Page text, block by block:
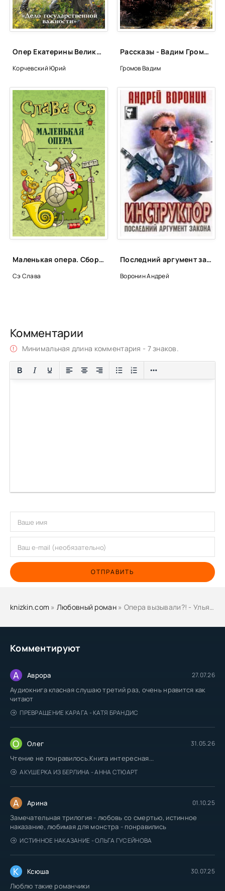
Комментируют
А Аврора 27.07.26
Аудиокнига класная слушаю третий раз, очень нравится как
читают
ПРЕВРАЩЕНИЕ КАРАГА - КАТЯ БРАНДИС
О Олег 31.05.26
Чтение не понравилось.Книга интересная...
АКУШЕРКА ИЗ БЕРЛИНА - АННА СТЮАРТ
А Арина 01.10.25
Замечательная трилогия - любовь со смертью, истинное
наказание, любимая для монстра - понравились
ИСТИННОЕ НАКАЗАНИЕ - ОЛЬГА ГУСЕЙНОВА
К Ксюша 30.07.25
Люблю такие романчики
Глава 37
Глава 38
Глава 42
Глава 43
Глава 44
Глава 45
Глава 46
Глава 47
Глава 48
Эпилог
Опер Екатерины Великой. «Дело государственной важности» - Юрий Корчевский
Корчевский Юрий
Рассказы - Вадим Громов
Громов Вадим
Маленькая опера. Сборник - Слава Сэ
Сэ Слава
Последний аргумент закона - Андрей Воронин
Воронин Андрей
Комментарии
Минимальная длина комментария - 7 знаков.
ОТПРАВИТЬ
knizkin.com » Любовный роман» Опера вызывали?! - Ульяна Романова